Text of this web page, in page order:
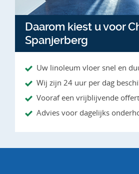
Daarom kiest u voor
Spanjerberg
Uw linoleum vloer snel en
Wij zijn 24 uur per dag
Vooraf een vrijblijvende
Advies voor dagelijks